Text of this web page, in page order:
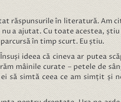
răspunsurile în literatură. Am
a ajutat. Cu toate acestea, știu
în timp scurt. Eu știu.
Însuși ideea că cineva ar putea
mâinile curate – petele de
să simtă ceea ce am simțit și